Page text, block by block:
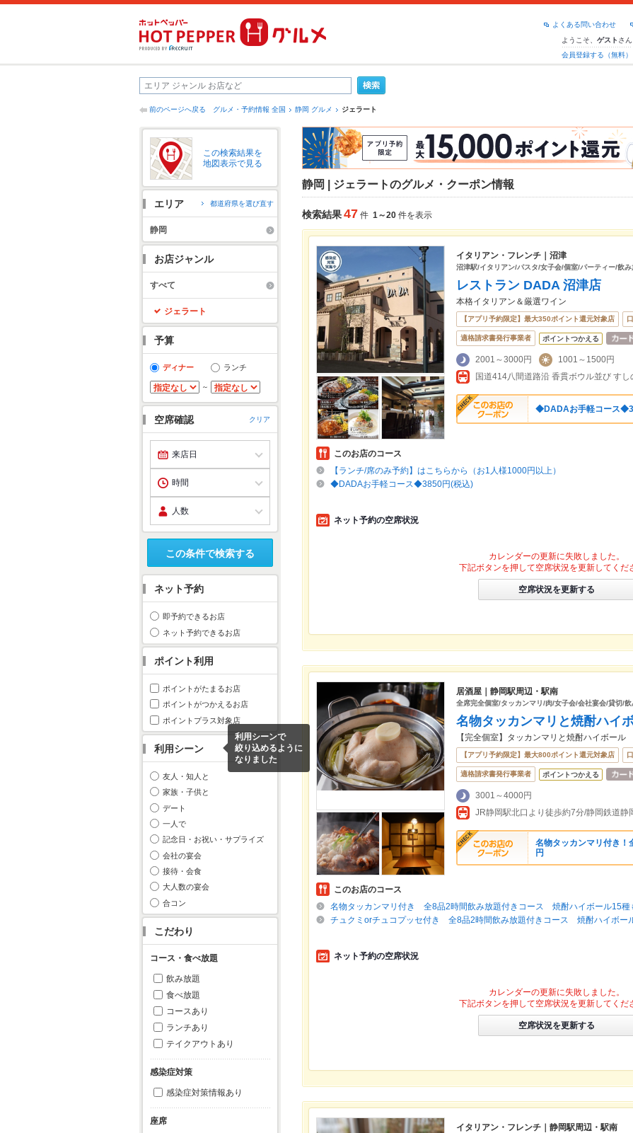
よくある問い合わせ
ようこそ、 ゲスト さん
会員登録する（無料）
前のページへ戻る グルメ・予約情報 全国 静岡 グルメ ジェラート
この検索結果を
地図表示で見る
エリア 都道府県を選び直す
静岡
お店ジャンル
すべて
ジェラート
予算
ディナー ランチ
～
空席確認 クリア
この条件で検索する
ネット予約
即予約できるお店
ネット予約できるお店
ポイント利用
ポイントがたまるお店
ポイントがつかえるお店
ポイントプラス対象店
利用シーン
利用シーンで
絞り込めるように
なりました
友人・知人と
家族・子供と
デート
一人で
記念日・お祝い・サプライズ
会社の宴会
接待・会食
大人数の宴会
合コン
こだわり
コース・食べ放題
飲み放題
食べ放題
コースあり
ランチあり
テイクアウトあり
感染症対策
感染症対策情報あり
座席
静岡 | ジェラートのグルメ・クーポン情報
検索結果47 件 1～20 件を表示
イタリアン・フレンチ｜沼津
沼津駅/イタリアン/パスタ/女子会/個室/パーティー/飲
レストラン DADA 沼津店
本格イタリアン＆厳選ワイン
【アプリ予約限定】最大350ポイント還元対象店
適格請求書発行事業者 ポイントつかえる
2001～3000円
1001～1500円
国道414八間道路沿 香貫ボウル並び すし
◆DADAお手軽コース
このお店のコース
【ランチ/席のみ予約】はこちらから（お1人様1000円以上）
◆DADAお手軽コース◆3850円(税込)
ネット予約の空席状況
カレンダーの更新に失敗しました。
下記ボタンを押して空席状況を更新してくだ
空席状況を更新する
居酒屋｜静岡駅周辺・駅南
全席完全個室/タッカンマリ/肉/女子会/会社宴会/貸切/
名物タッカンマリと焼酎ハイ
【完全個室】タッカンマリと焼酎ハイボール
【アプリ予約限定】最大800ポイント還元対象店
適格請求書発行事業者 ポイントつかえる
3001～4000円
名物タッカンマリ付き
円
このお店のコース
名物タッカンマリ付き 全8品2時間飲み放題付きコース 焼酎ハイボール15種
チュクミorチュコプッセ付き 全8品2時間飲み放題付きコース 焼酎ハイボー
ネット予約の空席状況
カレンダーの更新に失敗しました。
下記ボタンを押して空席状況を更新してくだ
空席状況を更新する
イタリアン・フレンチ｜静岡駅周辺・駅南